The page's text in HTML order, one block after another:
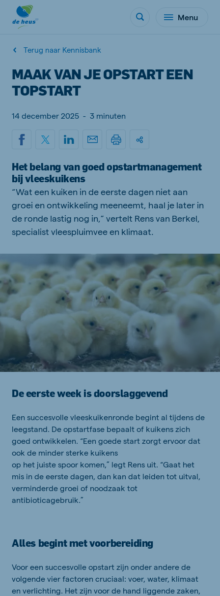
Menu
Terug naar Kennisbank
MAAK VAN JE OPSTART EEN
TOPSTART
14 december 2025 - 3 minuten
Het belang van goed opstartmanagement
bij vleeskuikens
“Wat een kuiken in de eerste dagen niet aan
groei en ontwikkeling meeneemt, haal je later in
de ronde lastig nog in,” vertelt Rens van Berkel,
specialist vleespluimvee en klimaat.
De eerste week is doorslaggevend
Een succesvolle vleeskuikenronde begint al tijdens de
leegstand. De opstartfase bepaalt of kuikens zich
goed ontwikkelen. “Een goede start zorgt ervoor dat
ook de minder sterke kuikens
op het juiste spoor komen,” legt Rens uit. “Gaat het
mis in de eerste dagen, dan kan dat leiden tot uitval,
verminderde groei of noodzaak tot
antibioticagebruik.”
Alles begint met voorbereiding
Voor een succesvolle opstart zijn onder andere de
volgende vier factoren cruciaal: voer, water, klimaat
en verlichting. Het zijn voor de hand liggende zaken,